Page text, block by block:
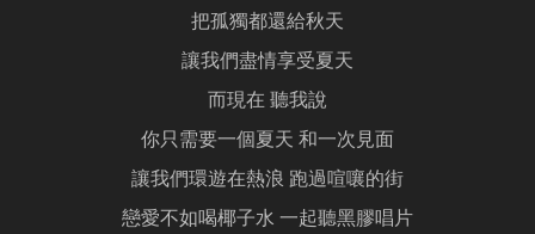
把孤獨都還給秋天
讓我們盡情享受夏天
而現在 聽我說
你只需要一個夏天 和一次見面
讓我們環遊在熱浪 跑過喧嚷的街
戀愛不如喝椰子水 一起聽黑膠唱片